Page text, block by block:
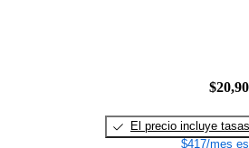
El precio incluye tasas
$417/mes